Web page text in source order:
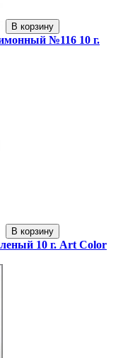
В корзину
№116 10 г.
В корзину
10 г. Art Color